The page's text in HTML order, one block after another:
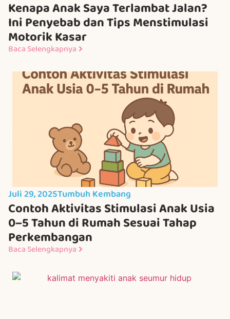
Kenapa Anak Saya Terlambat Jalan?
Ini Penyebab dan Tips Menstimulasi
Motorik Kasar
Baca Selengkapnya
Juli 29, 2025Tumbuh Kembang
Contoh Aktivitas Stimulasi Anak Usia
0–5 Tahun di Rumah Sesuai Tahap
Perkembangan
Baca Selengkapnya